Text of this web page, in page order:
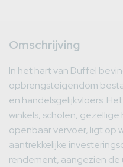
Omschrijving
In het hart van Duffel
opbrengsteigendom
en handelsgelijkvloers.
winkels, scholen,
openbaar vervoer, ligt op
aantrekkelijke
rendement, aangezien de